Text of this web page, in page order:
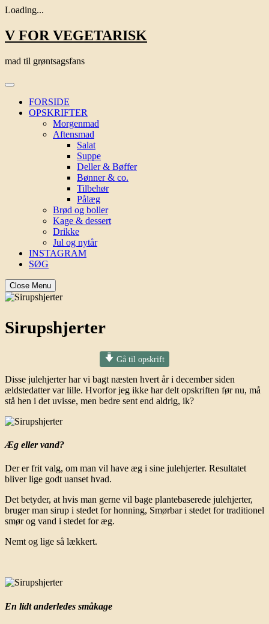
Loading...
Skip
to
V FOR VEGETARISK
mad til grøntsagsfans
FORSIDE
OPSKRIFTER
Morgenmad
Aftensmad
Salat
Suppe
Deller & Bøffer
Bønner & co.
Tilbehør
Pålæg
Brød og boller
Kage & dessert
Drikke
Jul og nytår
INSTAGRAM
SØG
Close Menu
Sirupshjerter
Gå til opskrift
Disse julehjerter har vi bagt næsten hvert år i december siden
ældstedatter var lille. Hvorfor jeg ikke har delt opskriften før nu, må
stå hen i det uvisse, men bedre sent end aldrig, ik?
Æg eller vand?
Der er frit valg, om man vil have æg i sine julehjerter. Resultatet
bliver lige godt uanset hvad.
Det betyder, at hvis man gerne vil bage plantebaserede julehjerter,
bruger man sirup i stedet for honning, Smørbar i stedet for traditionel
smør og vand i stedet for æg.
Nemt og lige så lækkert.
En lidt anderledes småkage